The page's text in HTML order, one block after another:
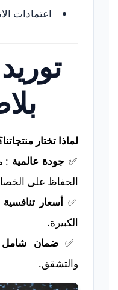
اعتمادات
لماذا تختار
✅ جودة عالمية :
الحفاظ على
✅ أسعار تنافسية
الكبيرة.
✅ضمان شامل
والتشقق.